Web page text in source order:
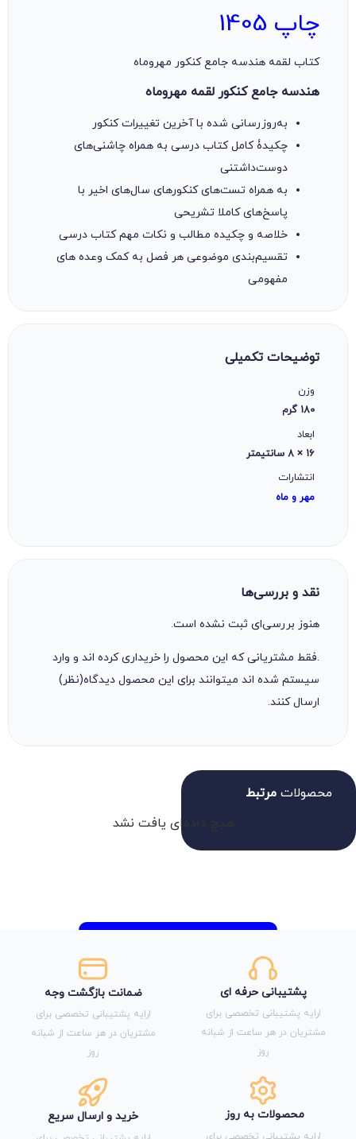
چاپ 1405
کتاب لقمه هندسه جامع کنکور مهروماه
هندسه جامع کنکور لقمه مهروماه
به‌روزرسانی شده با آخرین تغییرات کنکور
چکیدۀ کامل کتاب‌ درسی به همراه چاشنی‌های
دوست‌داشتنی
به همراه تست‌های کنکورهای سال‌های اخیر با
پاسخ‌های کاملا تشریحی
خلاصه و چکیده مطالب و نکات مهم کتاب درسی
تقسیم‌بندی موضوعی هر فصل به کمک وعده های
مفهومی
توضیحات تکمیلی
وزن
180 گرم
ابعاد
16 × 8 سانتیمتر
انتشارات
مهر و ماه
نقد و بررسی‌ها
هنوز بررسی‌ای ثبت نشده است.
.فقط مشتریانی که این محصول را خریداری کرده اند و وارد
سیستم شده اند میتوانند برای این محصول دیدگاه(نظر)
ارسال کنند.
محصولات مرتبط
هیچ داده‌ای یافت نشد
پشتیبانی حرفه ای
ارایه پشتیبانی تخصصی برای
مشتریان در هر ساعت از شبانه
روز
ضمانت بازگشت وجه
ارایه پشتیبانی تخصصی برای
مشتریان در هر ساعت از شبانه
روز
محصولات به روز خرید و ارسال سریع